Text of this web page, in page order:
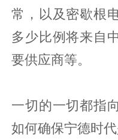
常，以及密歇根
多少比例将来自
要供应商等。
一切的一切都指
如何确保宁德时